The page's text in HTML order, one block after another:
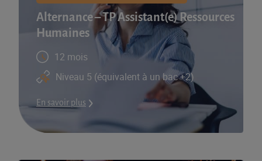
Alternance – TP Assistant(e) Ressources
Humaines
12 mois
Niveau 5 (équivalent à un bac +2)
En savoir plus